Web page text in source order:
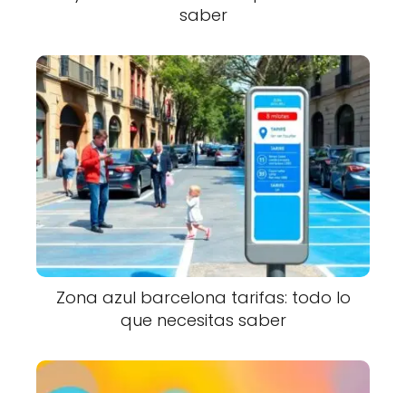
saber
Zona azul barcelona tarifas: todo lo
que necesitas saber